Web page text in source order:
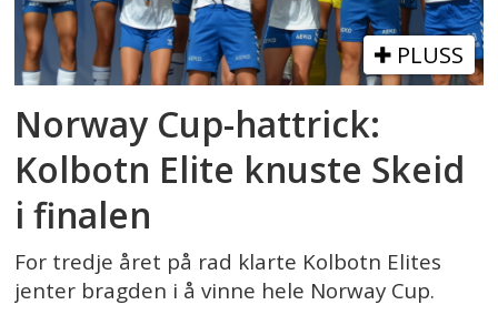
PLUSS
Norway Cup-hattrick:
Kolbotn Elite knuste Skeid
i finalen
For tredje året på rad klarte Kolbotn Elites
jenter bragden i å vinne hele Norway Cup.